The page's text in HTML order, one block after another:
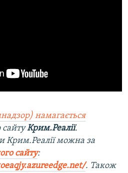
намагається
сайтуКрим.Реалії.
Крим.Реалії можна за
сайту:
. Також